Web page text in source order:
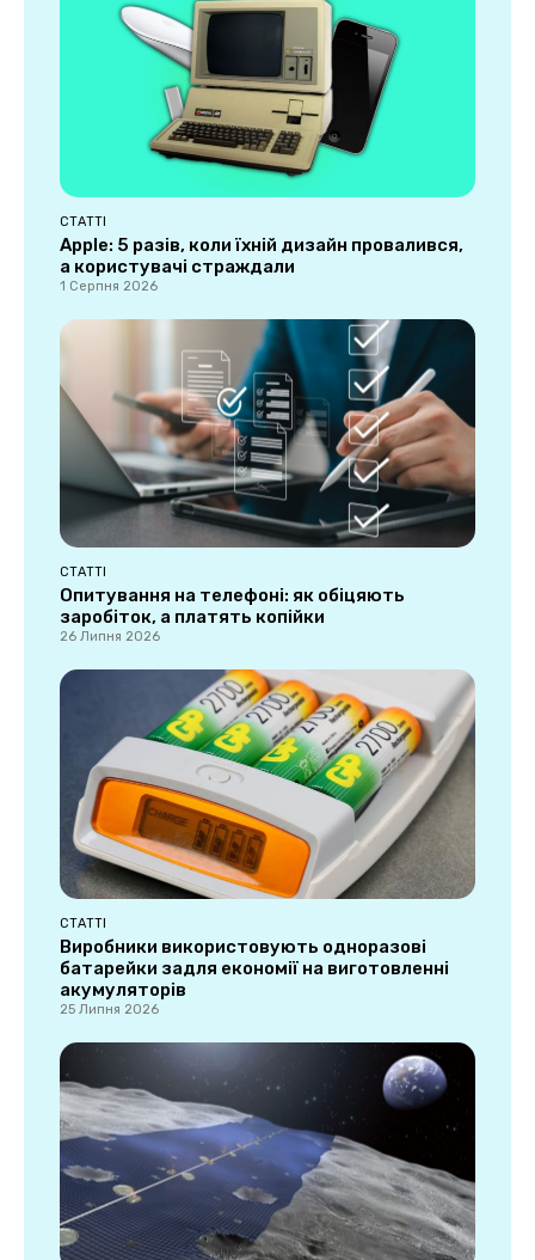
СТАТТІ
Apple: 5 разів, коли їхній дизайн провалився,
а користувачі страждали
1 Серпня 2026
СТАТТІ
Опитування на телефоні: як обіцяють
заробіток, а платять копійки
26 Липня 2026
СТАТТІ
Виробники використовують одноразові
батарейки задля економії на виготовленні
акумуляторів
25 Липня 2026